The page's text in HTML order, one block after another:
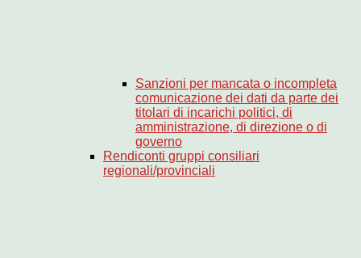
Sanzioni per mancata o incompleta
comunicazione dei dati da parte dei
titolari di incarichi politici, di
amministrazione, di direzione o di
governo
Rendiconti gruppi consiliari
regionali/provinciali